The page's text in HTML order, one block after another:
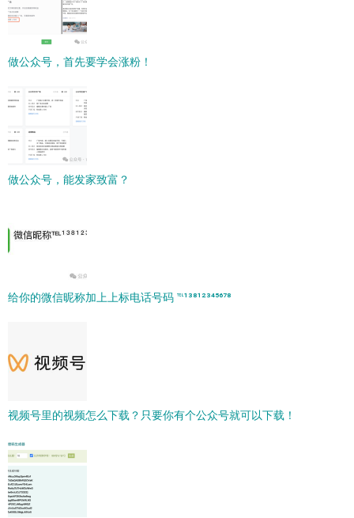
做公众号，首先要学会涨粉！
做公众号，能发家致富？
给你的微信昵称加上上标电话号码 ℡¹³⁸¹²³⁴⁵⁶⁷⁸
视频号里的视频怎么下载？只要你有个公众号就可以下载！